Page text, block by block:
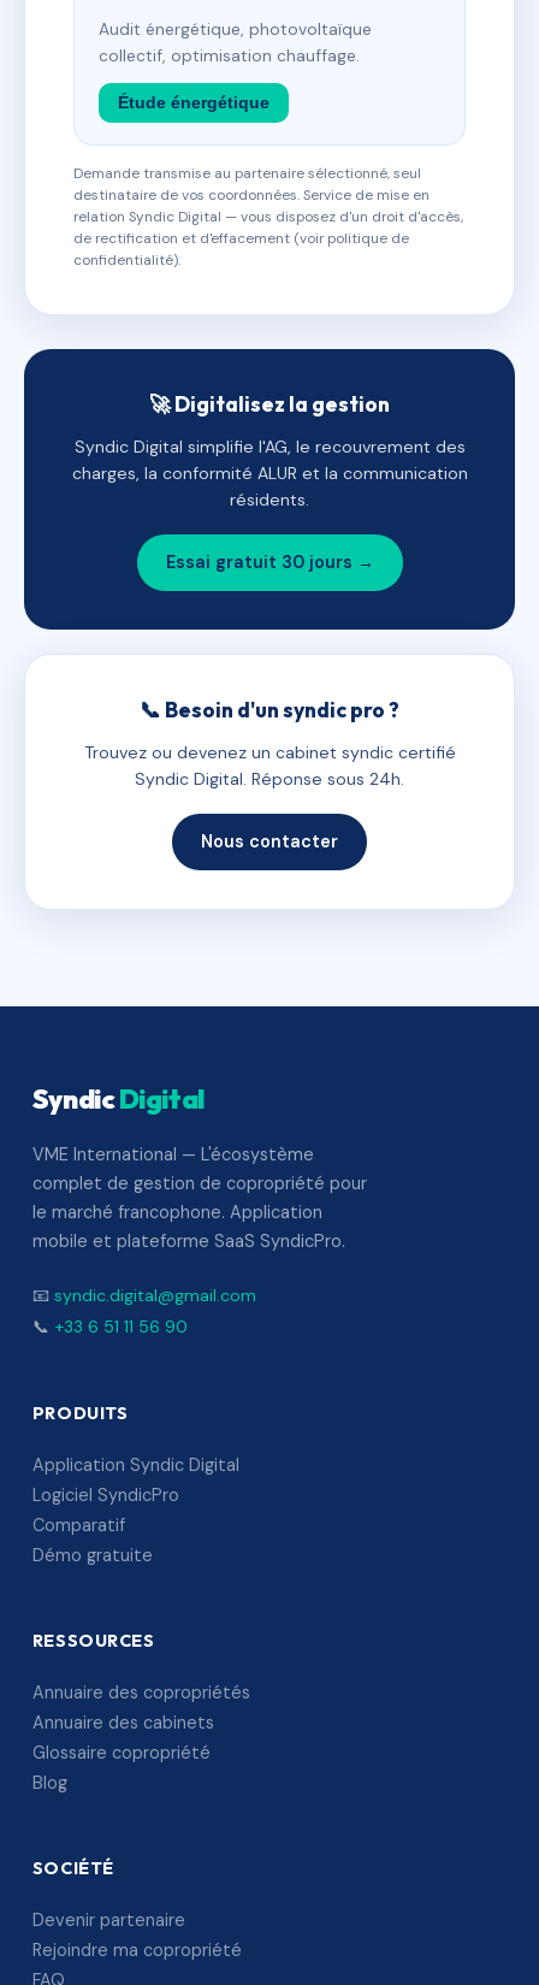
Audit énergétique, photovoltaïque
collectif, optimisation chauffage.
Étude énergétique
Demande transmise au partenaire sélectionné, seul
destinataire de vos coordonnées. Service de mise en
relation Syndic Digital — vous disposez d'un droit d'accès,
de rectification et d'effacement (voir politique de
confidentialité).
🚀 Digitalisez la gestion
Syndic Digital simplifie l'AG, le recouvrement des
charges, la conformité ALUR et la communication
résidents.
Essai gratuit 30 jours →
📞 Besoin d'un syndic pro ?
Trouvez ou devenez un cabinet syndic certifié
Syndic Digital. Réponse sous 24h.
Nous contacter
SyndicDigital
VME International — L'écosystème
complet de gestion de copropriété pour
le marché francophone. Application
mobile et plateforme SaaS SyndicPro.
📧 syndic.digital@gmail.com
📞 +33 6 51 11 56 90
PRODUITS
Application Syndic Digital
Logiciel SyndicPro
Comparatif
Démo gratuite
RESSOURCES
Annuaire des copropriétés
Annuaire des cabinets
Glossaire copropriété
Blog
SOCIÉTÉ
Devenir partenaire
Rejoindre ma copropriété
FAQ